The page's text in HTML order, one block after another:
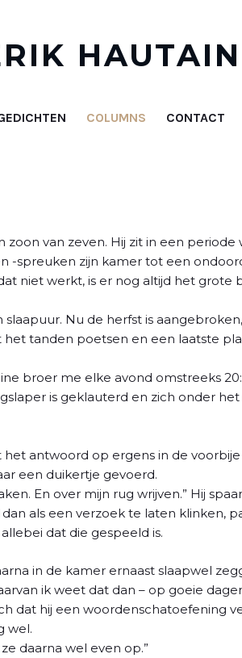
HAUTAIN
COLUMNS CONTACT
zoon van zeven. Hij zit in een
-spreuken zijn kamer tot een
niet werkt, is er nog altijd het grote
slaapuur. Nu de herfst is
tanden poetsen en een laatste
broer me elke avond omstreeks
is geklauterd en zich onder
het antwoord op ergens in de
een duikertje gevoerd.
En over mijn rug wrijven.” Hij
als een verzoek te laten klinken,
dat die gespeeld is.
in de kamer ernaast slaapwel
ik weet dat dan – op goeie
dat hij een woordenschatoefening
wel.
daarna wel even op.”